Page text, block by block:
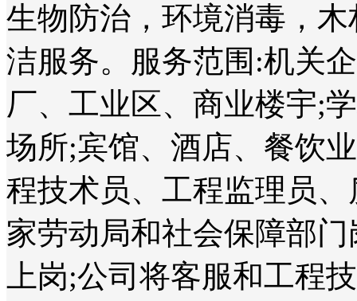
生物防治，环境消毒，
洁服务。服务范围:机关
厂、工业区、商业楼宇;
场所;宾馆、酒店、餐饮
程技术员、工程监理员
家劳动局和社会保障部
上岗;公司将客服和工程